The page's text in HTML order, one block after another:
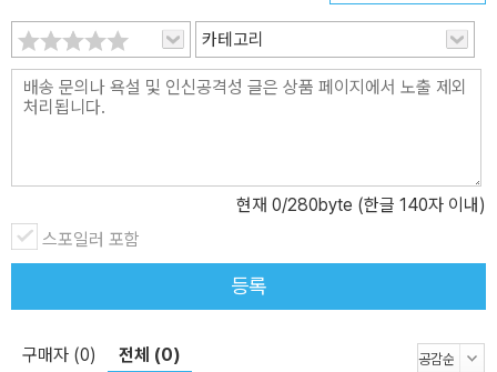
카테고리
현재 0/280byte (한글 140자 이내)
스포일러 포함
등록
구매자 (0) 전체 (0)